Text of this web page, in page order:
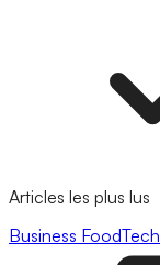
Articles les plus lus
Business FoodTech